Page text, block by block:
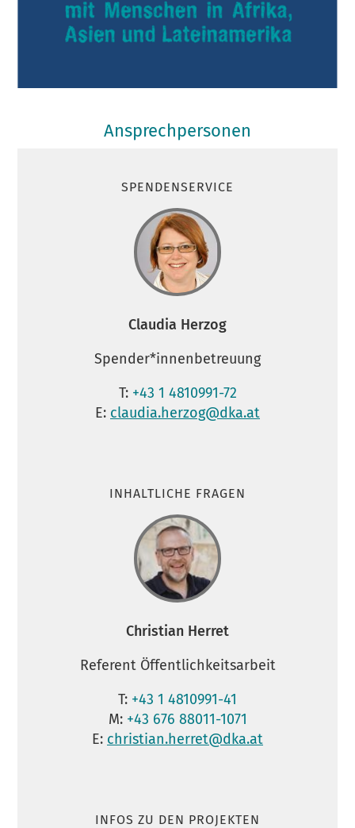
Ansprechpersonen
SPENDENSERVICE
Claudia Herzog
Spender*innenbetreuung
T: +43 1 4810991-72
E: claudia.herzog@dka.at
INHALTLICHE FRAGEN
Christian Herret
Referent Öffentlichkeitsarbeit
T: +43 1 4810991-41
M: +43 676 88011-1071
E: christian.herret@dka.at
INFOS ZU DEN PROJEKTEN